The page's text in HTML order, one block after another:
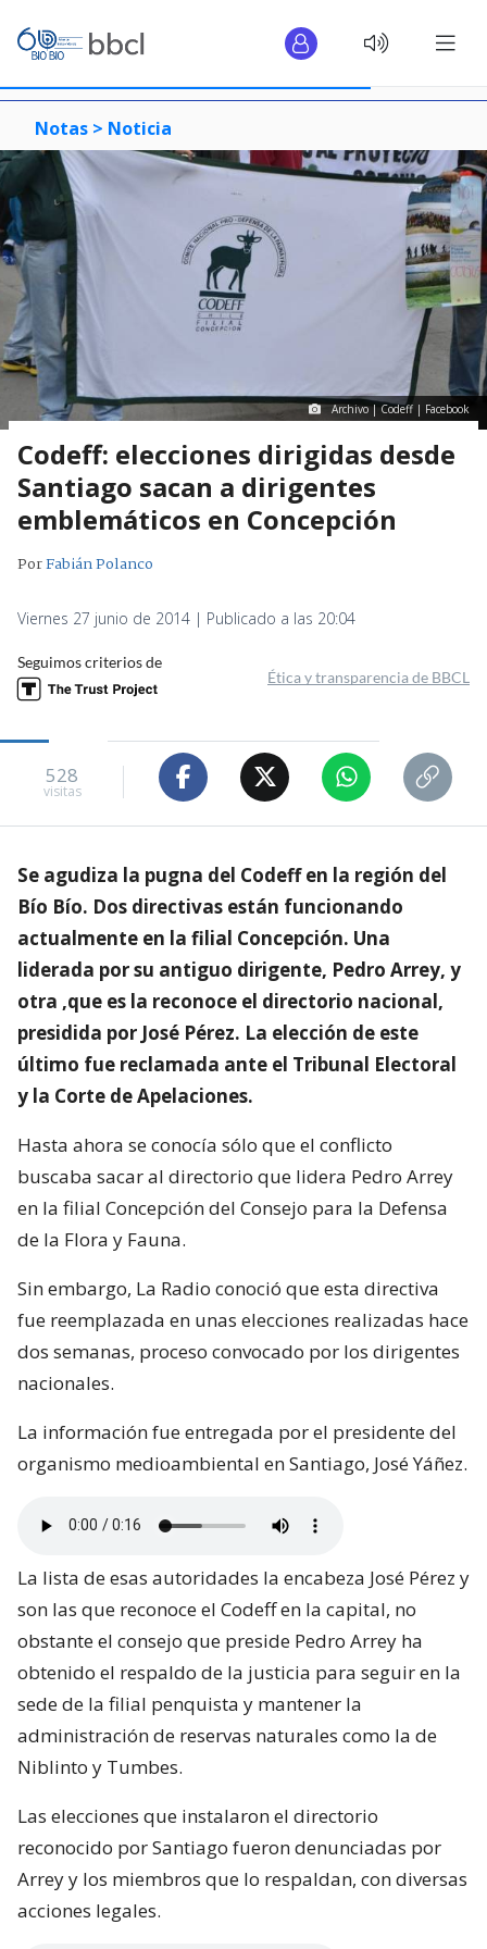
Notas > Noticia
Archivo | Codeff | Facebook
Codeff: elecciones dirigidas desde
Santiago sacan a dirigentes
emblemáticos en Concepción
PorFabián Polanco
Viernes 27 junio de 2014 | Publicado a las 20:04
Seguimos criterios de
Ética y transparencia de BBCL
528
visitas
Se agudiza la pugna del Codeff en la región del
Bío Bío. Dos directivas están funcionando
actualmente en la filial Concepción. Una
liderada por su antiguo dirigente, Pedro Arrey, y
otra ,que es la reconoce el directorio nacional,
presidida por José Pérez. La elección de este
último fue reclamada ante el Tribunal Electoral
y la Corte de Apelaciones.
Hasta ahora se conocía sólo que el conflicto
buscaba sacar al directorio que lidera Pedro Arrey
en la filial Concepción del Consejo para la Defensa
de la Flora y Fauna.
Sin embargo, La Radio conoció que esta directiva
fue reemplazada en unas elecciones realizadas hace
dos semanas, proceso convocado por los dirigentes
nacionales.
La información fue entregada por el presidente del
organismo medioambiental en Santiago, José Yáñez.
La lista de esas autoridades la encabeza José Pérez y
son las que reconoce el Codeff en la capital, no
obstante el consejo que preside Pedro Arrey ha
obtenido el respaldo de la justicia para seguir en la
sede de la filial penquista y mantener la
administración de reservas naturales como la de
Niblinto y Tumbes.
Las elecciones que instalaron el directorio
reconocido por Santiago fueron denunciadas por
Arrey y los miembros que lo respaldan, con diversas
acciones legales.